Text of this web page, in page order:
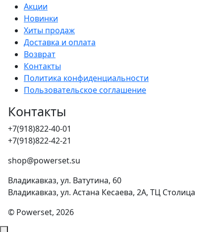
Акции
Новинки
Хиты продаж
Доставка и оплата
Возврат
Контакты
Политика конфиденциальности
Пользовательское соглашение
Контакты
+7(918)822-40-01
+7(918)822-42-21
shop@powerset.su
Владикавказ, ул. Ватутина, 60
Владикавказ, ул. Астана Кесаева, 2А, ТЦ Столица
© Powerset, 2026